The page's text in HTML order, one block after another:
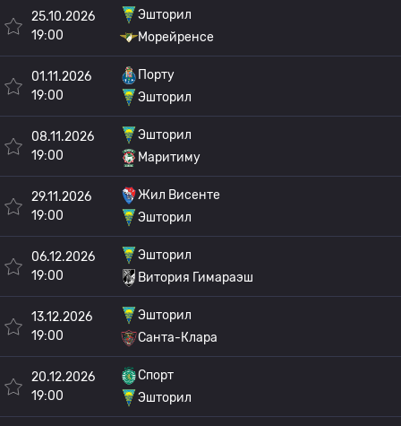
25.10.2026
19:00
Эшторил
Морейренсе
01.11.2026
19:00
Порту
Эшторил
08.11.2026
19:00
Эшторил
Маритиму
29.11.2026
19:00
Жил Висенте
Эшторил
06.12.2026
19:00
Эшторил
Витория Гимараэш
13.12.2026
19:00
Эшторил
Санта-Клара
20.12.2026
19:00
Спорт
Эшторил